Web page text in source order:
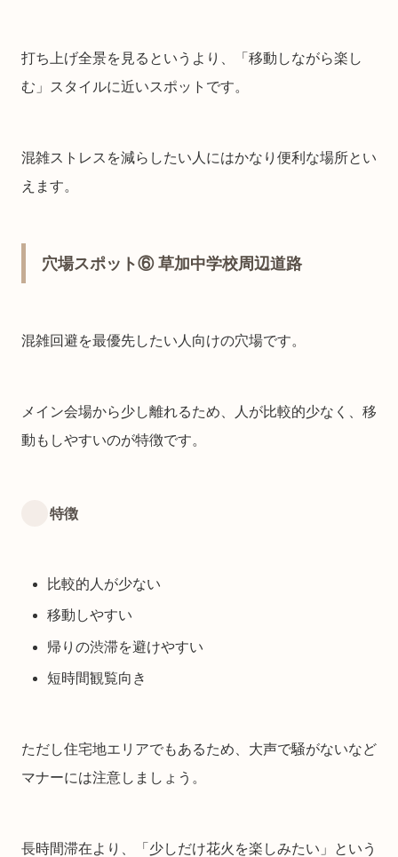
打ち上げ全景を見るというより、「移動しながら楽し
む」スタイルに近いスポットです。
混雑ストレスを減らしたい人にはかなり便利な場所とい
えます。
穴場スポット⑥ 草加中学校周辺道路
混雑回避を最優先したい人向けの穴場です。
メイン会場から少し離れるため、人が比較的少なく、移
動もしやすいのが特徴です。
特徴
比較的人が少ない
移動しやすい
帰りの渋滞を避けやすい
短時間観覧向き
ただし住宅地エリアでもあるため、大声で騒がないなど
マナーには注意しましょう。
長時間滞在より、「少しだけ花火を楽しみたい」という